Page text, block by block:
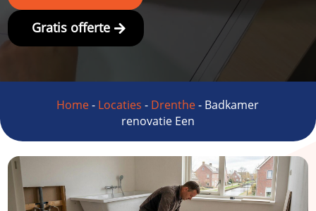
Gratis offerte
Home- Locaties - Drenthe- Badkamer
renovatie Een